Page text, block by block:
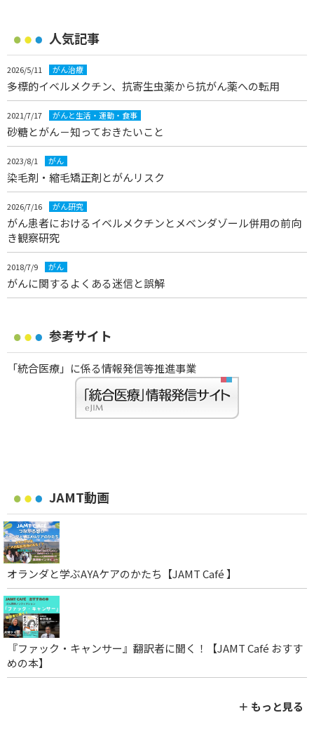
人気記事
2026/5/11 がん治療
多標的イベルメクチン、抗寄生虫薬から抗がん薬への転用
2021/7/17 がんと生活・運動・食事
砂糖とがん－知っておきたいこと
2023/8/1 がん
染毛剤・縮毛矯正剤とがんリスク
2026/7/16 がん研究
がん患者におけるイベルメクチンとメベンダゾール併用の前向
き観察研究
2018/7/9 がん
がんに関するよくある迷信と誤解
参考サイト
「統合医療」に係る情報発信等推進事業
JAMT動画
オランダと学ぶAYAケアのかたち【JAMT Café 】
『ファック・キャンサー』翻訳者に聞く！【JAMT Café おすす
めの本】
＋ もっと見る